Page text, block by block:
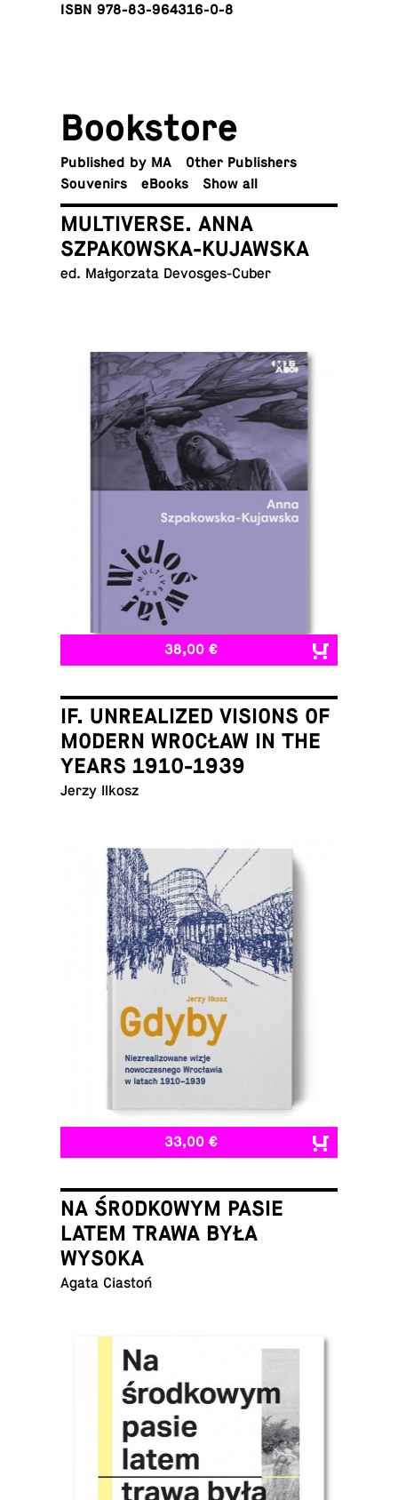
ISBN 978-83-964316-0-8
Book­store
Pub­lished by MA
Other Publishers
Sou­venirs
eBooks Show all
MULTIVERSE. ANNA
SZPAKOWSKA-KUJAWSKA
ed. Małgorzata Devosges-Cuber
38,00 €
IF. UNREALIZED VISIONS OF
MODERN WROCŁAW IN THE
YEARS 1910-1939
Jerzy Ilkosz
33,00 €
NA ŚRODKOWYM PASIE
LATEM TRAWA BYŁA
WYSOKA
Agata Ciastoń